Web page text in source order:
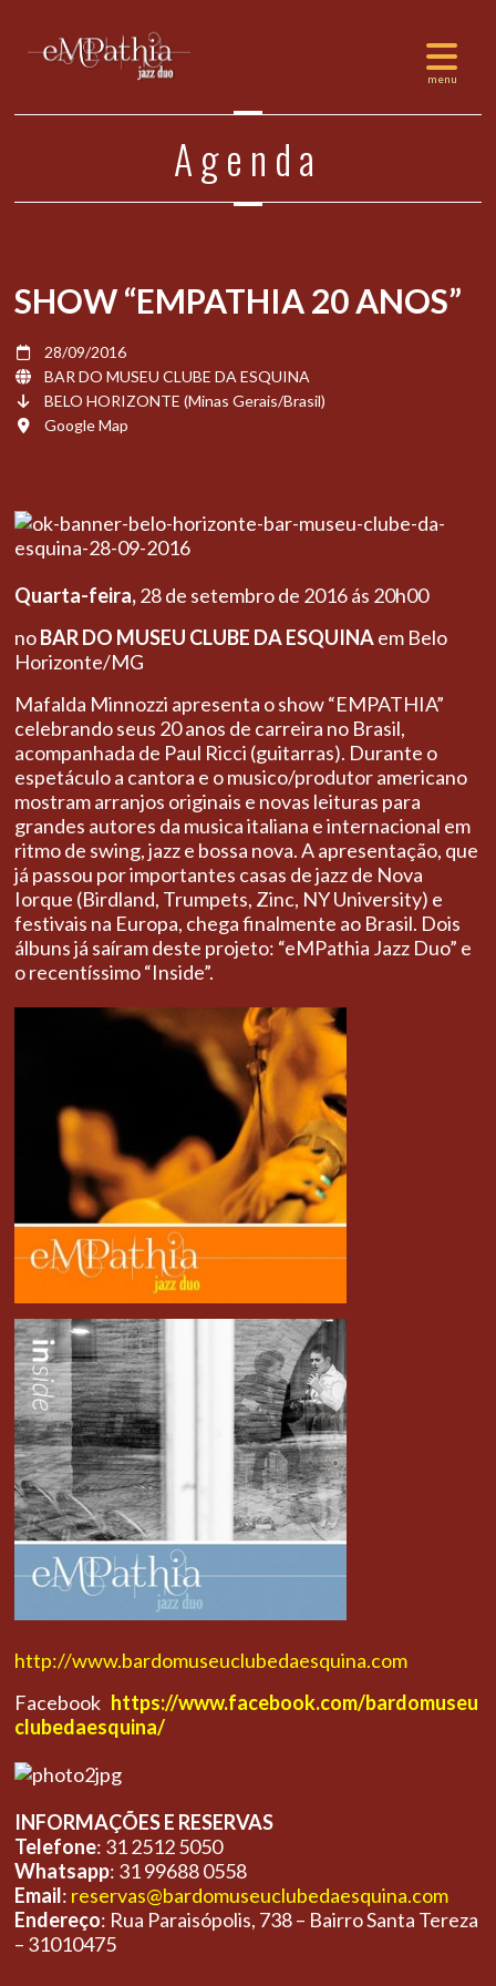
Agenda
SHOW “EMPATHIA 20 ANOS”
28/09/2016
BAR DO MUSEU CLUBE DA ESQUINA
BELO HORIZONTE (Minas Gerais/Brasil)
Google Map
Quarta-feira,28 de setembro de 2016 ás 20h00
noBAR DO MUSEU CLUBE DA ESQUINAem Belo
Horizonte/MG
Mafalda Minnozzi apresenta o show “EMPATHIA”
celebrando seus 20 anos de carreira no Brasil,
acompanhada de Paul Ricci (guitarras). Durante o
espetáculo a cantora e o musico/produtor americano
mostram arranjos originais e novas leituras para
grandes autores da musica italiana e internacional em
ritmo de swing, jazz e bossa nova. A apresentação, que
já passou por importantes casas de jazz de Nova
Iorque (Birdland, Trumpets, Zinc, NY University) e
festivais na Europa, chega finalmente ao Brasil. Dois
álbuns já saíram deste projeto: “eMPathia Jazz Duo” e
o recentíssimo “Inside”.
http://www.bardomuseuclubedaesquina.com
Facebook https://www.facebook.com/bardomuseu
clubedaesquina/
INFORMAÇÕES E RESERVAS
Telefone: 31 2512 5050
Whatsapp: 31 99688 0558
Email: reservas@bardomuseuclubedaesquina.com
Endereço: Rua Paraisópolis, 738 – Bairro Santa Tereza
– 31010475